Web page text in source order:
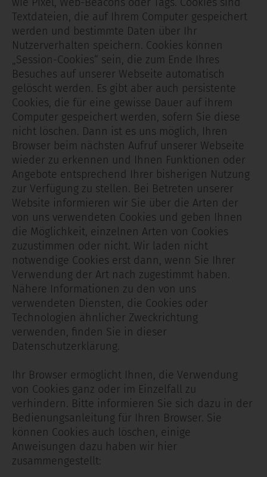
Textdateien, die auf Ihrem Computer gespeichert
werden und bestimmte Daten über Ihr
Nutzerverhalten speichern. Cookies können
„Session-Cookies“ sein, die zum Ende Ihres
Besuches auf unserer Webseite automatisch
gelöscht werden. Es gibt aber auch persistente
Cookies, die für eine gewisse Dauer auf ihrem
Computer gespeichert werden, sofern Sie diese
nicht löschen. Dann ist es uns möglich, Ihren
Browser beim nächsten Aufruf unserer Webseite
wieder zu erkennen und Ihnen Funktionen oder
Angebote entsprechend Ihrer bisherigen Nutzung
zur Verfügung zu stellen. Bei Betreten unserer
Website informieren wir Sie über die Arten der
von uns verwendeten Cookies und geben Ihnen
die Möglichkeit, einzelnen Arten von Cookies
zuzustimmen oder nicht. Wir laden nicht
notwendige Cookies erst dann, wenn Sie Ihrer
Verwendung der Art nach zugestimmt haben.
Nähere Informationen zu den von uns
verwendeten Diensten, die Cookies oder
Technologien ähnlicher Zweckrichtung
verwenden, finden Sie in dieser
Datenschutzerklärung.
Ihr Browser ermöglicht Ihnen, die Verwendung
von Cookies ganz oder im Einzelfall zu
verhindern. Bitte informieren Sie sich dazu in der
Bedienungsanleitung für Ihren Browser. Sie
können Cookies auch löschen, einige
Anweisungen dazu haben wir hier
zusammengestellt: